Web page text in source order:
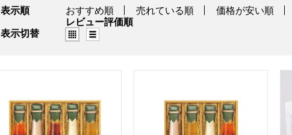
表示順 おすすめ順 売れている順 価格が安い順
レビュー評価順
表示切替
グリッド表示（タイル表示）